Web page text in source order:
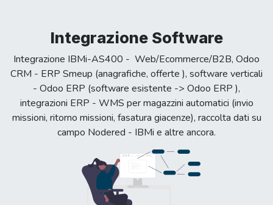
Integrazione Software
Integrazione IBMi-AS400 - Web/Ecommerce/B2B, Odoo
CRM - ERP Smeup (anagrafiche, offerte ), software verticali
- Odoo ERP (software esistente -> Odoo ERP ),
integrazioni ERP - WMS per magazzini automatici (invio
missioni, ritorno missioni, fasatura giacenze), raccolta dati su
campo Nodered - IBMi e altre ancora.